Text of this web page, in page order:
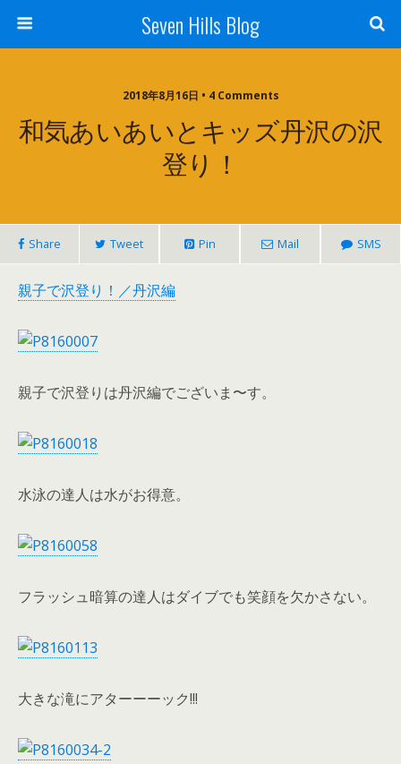
Seven Hills Blog
2018年8月16日 • 4 Comments
和気あいあいとキッズ丹沢の沢
登り！
Share Tweet Pin Mail SMS
親子で沢登り！／丹沢編
親子で沢登りは丹沢編でございま〜す。
水泳の達人は水がお得意。
フラッシュ暗算の達人はダイブでも笑顔を欠かさない。
大きな滝にアターーーック!!!